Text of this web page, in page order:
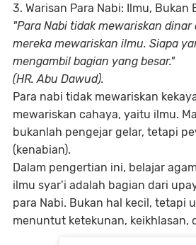
3. Warisan Para Nabi: Ilmu, Bukan
"Para Nabi tidak mewariskan
mereka mewariskan ilmu. Siapa
mengambil bagian yang besar."
(HR. Abu Dawud).
Para nabi tidak mewariskan
mewariskan cahaya, yaitu ilmu.
bukanlah pengejar gelar, tetapi
(kenabian).
Dalam pengertian ini, belajar
ilmu syar’i adalah bagian dari
para Nabi. Bukan hal kecil, tetapi
menuntut ketekunan, keikhlasan,